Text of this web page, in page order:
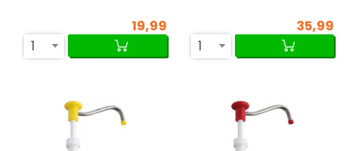
19,99
1
35,99
1